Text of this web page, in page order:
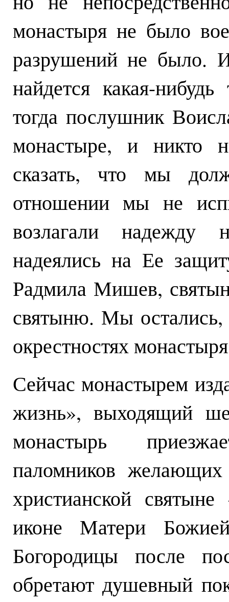
монастыря не было
разрушений не было.
найдется какая-
тогда послушник
монастыре, и никто
сказать, что мы
отношении мы не
возлагали надежду
надеялись на Ее
Радмила Мишев,
святыню. Мы
окрестностях
Сейчас монастырем
жизнь», выходящий
монастырь
паломников
христианской
иконе Матери
Богородицы после
обретают душевный